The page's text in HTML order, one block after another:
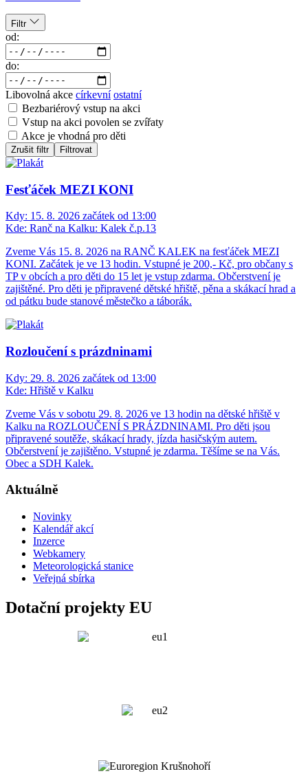
Filtr
od:
do:
Libovolná akce církevní ostatní
Bezbariérový vstup na akci
Vstup na akci povolen se zvířaty
Akce je vhodná pro děti
Zrušit filtr Filtrovat
Fesťáček MEZI KONI
Kdy: 15. 8. 2026 začátek od 13:00
Kde: Ranč na Kalku: Kalek č.p.13
Zveme Vás 15. 8. 2026 na RANČ KALEK na fesťáček MEZI
KONI. Začátek je ve 13 hodin. Vstupné je 200,- Kč, pro občany s
TP v obcích a pro děti do 15 let je vstup zdarma. Občerstvení je
zajištěné. Pro děti je připravené dětské hřiště, pěna a skákací hrad a
od pátku bude stanové městečko a táborák.
Rozloučení s prázdninami
Kdy: 29. 8. 2026 začátek od 13:00
Kde: Hřiště v Kalku
Zveme Vás v sobotu 29. 8. 2026 ve 13 hodin na dětské hřiště v
Kalku na ROZLOUČENÍ S PRÁZDNINAMI. Pro děti jsou
připravené soutěže, skákací hrady, jízda hasičským autem.
Občerstvení je zajištěno. Vstupné je zdarma. Těšíme se na Vás.
Obec a SDH Kalek.
Aktuálně
Novinky
Kalendář akcí
Inzerce
Webkamery
Meteorologická stanice
Veřejná sbírka
Dotační projekty EU